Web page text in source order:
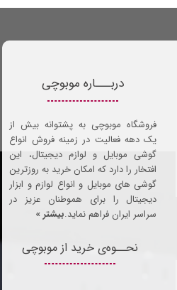
نحــوه‌ی خرید از موبوچی
دربـــاره موبوچی
فروشگاه موبوچی به پشتوانه بیش از
یک دهه فعالیت در زمینه فروش انواع
گوشی موبایل و لوازم دیجیتال، این
افتخار را دارد که امکان خرید به روزترین
گوشی های موبایل و انواع لوازم و ابزار
دیجیتال را برای هموطنان عزیز در
سراسر ایران فراهم نماید.بیشتر »